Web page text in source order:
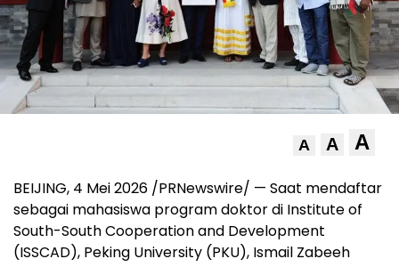
A A A
BEIJING, 4 Mei 2026 /PRNewswire/ — Saat mendaftar
sebagai mahasiswa program doktor di Institute of
South-South Cooperation and Development
(ISSCAD), Peking University (PKU), Ismail Zabeeh